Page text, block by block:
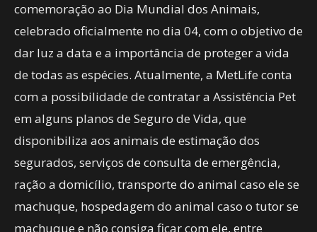
comemoração ao Dia Mundial dos Animais,
celebrado oficialmente no dia 04, com o objetivo de
dar luz a data e a importância de proteger a vida
de todas as espécies. Atualmente, a MetLife conta
com a possibilidade de contratar a Assistência Pet
em alguns planos de Seguro de Vida, que
disponibiliza aos animais de estimação dos
segurados, serviços de consulta de emergência,
ração a domicílio, transporte do animal caso ele se
machuque, hospedagem do animal caso o tutor se
machuque e não consiga ficar com ele, entre